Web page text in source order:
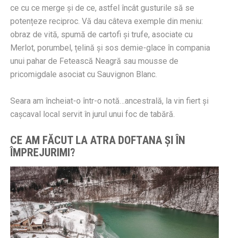
ce cu ce merge și de ce, astfel încât gusturile să se
potențeze reciproc. Vă dau câteva exemple din meniu:
obraz de vită, spumă de cartofi și trufe, asociate cu
Merlot, porumbel, țelină și sos demie-glace în compania
unui pahar de Fetească Neagră sau mousse de
pricomigdale asociat cu Sauvignon Blanc.
Seara am încheiat-o într-o notă…ancestrală, la vin fiert și
cașcaval local servit în jurul unui foc de tabără.
CE AM FĂCUT LA ATRA DOFTANA ȘI ÎN
ÎMPREJURIMI?